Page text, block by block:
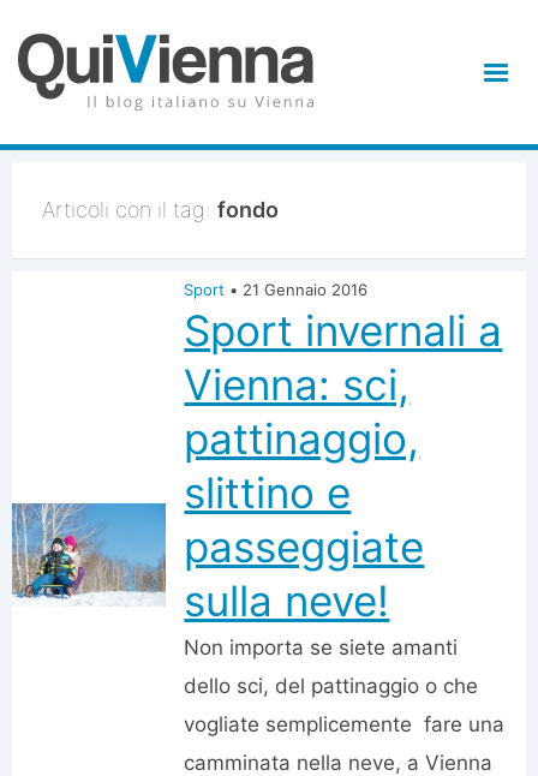
Articoli con il tag: fondo
Sport • 21 Gennaio 2016
Sport invernali a
Vienna: sci,
pattinaggio,
slittino e
passeggiate
sulla neve!
Non importa se siete amanti
dello sci, del pattinaggio o che
vogliate semplicemente fare una
camminata nella neve, a Vienna